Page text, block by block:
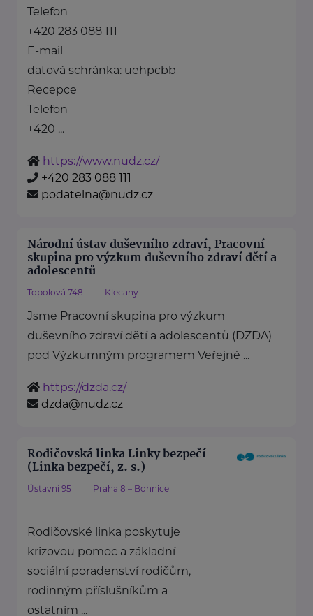
Telefon
+420 283 088 111
E-mail
datová schránka: uehpcbb
Recepce
Telefon
+420 ...
https://www.nudz.cz/
+420 283 088 111
podatelna@nudz.cz
Národní ústav duševního zdraví, Pracovní
skupina pro výzkum duševního zdraví dětí a
adolescentů
Topolová 748 Klecany
Jsme Pracovní skupina pro výzkum
duševního zdraví dětí a adolescentů (DZDA)
pod Výzkumným programem Veřejné ...
https://dzda.cz/
dzda@nudz.cz
Rodičovská linka Linky bezpečí
(Linka bezpečí, z. s.)
Ústavní 95 Praha 8 – Bohnice
Rodičovské linka poskytuje
krizovou pomoc a základní
sociální poradenství rodičům,
rodinným příslušníkům a
ostatním ...